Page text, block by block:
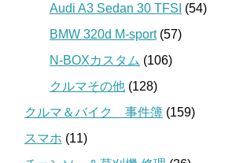
Audi A3 Sedan 30 TFSI (54)
BMW 320d M-sport(57)
N-BOXカスタム (106)
クルマその他 (128)
クルマ＆バイク 事件簿 (159)
スマホ (11)